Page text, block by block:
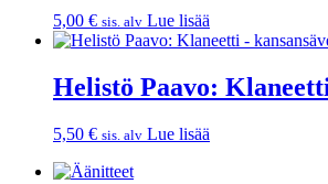
5,00 € sis. alv Lue lisää
Helistö Paavo:
5,50 € sis. alv Lue lisää